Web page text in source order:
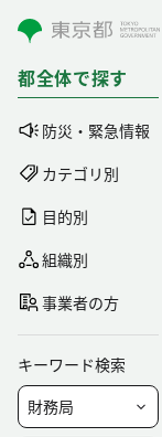
コンテンツにスキ
都全体で探す
防災・緊急情報
カテゴリ別
目的別
組織別
事業者の方
キーワード検索